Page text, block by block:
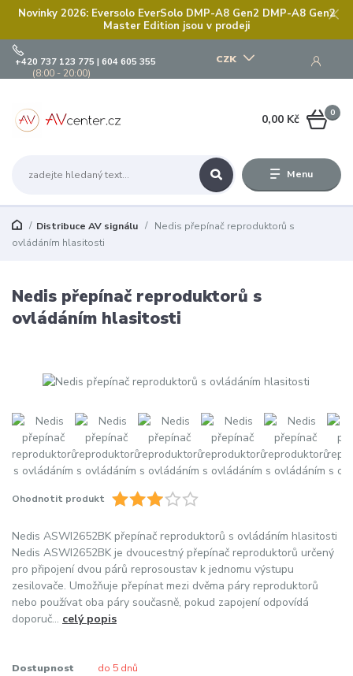
Novinky 2026: Eversolo EverSolo DMP-A8 Gen2 DMP-A8 Gen2
Master Edition jsou v prodeji
Menu
CZK
+420 737 123 775 | 604 605 355
(8:00 - 20:00)
0
0,00 Kč
Distribuce AV signálu
Nedis přepínač reproduktorů s
ovládáním hlasitosti
Nedis přepínač reproduktorů s
ovládáním hlasitosti
Ohodnotit produkt
Nedis ASWI2652BK přepínač reproduktorů s ovládáním hlasitosti
Nedis ASWI2652BK je dvoucestný přepínač reproduktorů určený
pro připojení dvou párů reprosoustav k jednomu výstupu
zesilovače. Umožňuje přepínat mezi dvěma páry reproduktorů
nebo používat oba páry současně, pokud zapojení odpovídá
doporuč... celý popis
Dostupnost do 5 dnů